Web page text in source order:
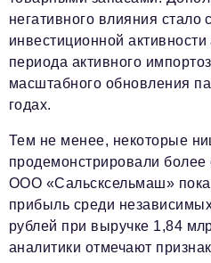
негативного влияния стало
инвестиционной
периода активного
масштабного обновления
годах.
Тем не менее, некоторые
продемонстрировали более
ООО «Сальсксельмаш»
прибыль среди
рублей при выручке 1,84
аналитики отмечают